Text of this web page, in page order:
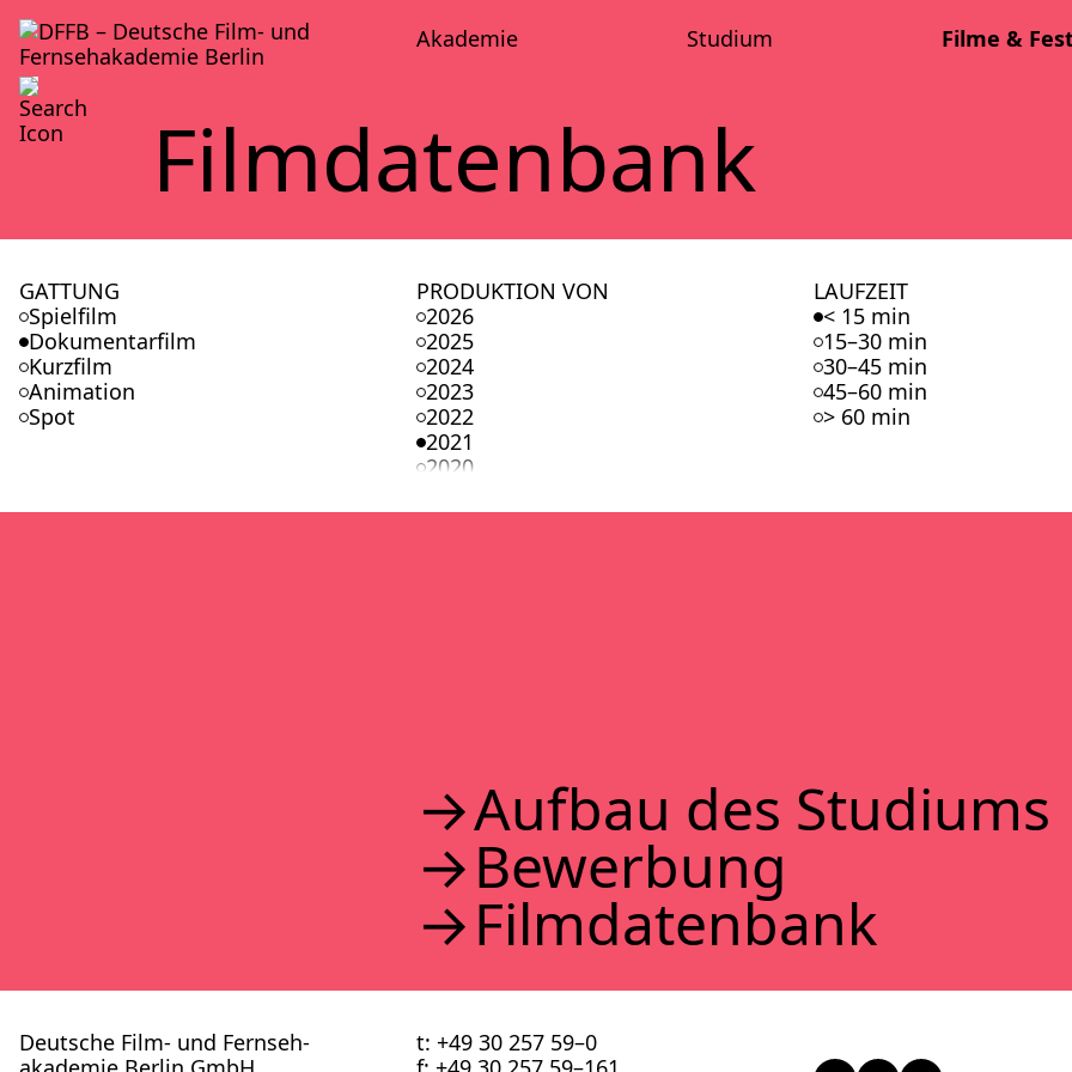
Aka­de­mie Stu­di­um Fil­me &
Film­da­ten­bank
GATTUNG
Spielfilm
Dokumentarfilm
Kurzfilm
Animation
Spot
PRODUKTION VON
2026
2025
2024
2023
2022
2021
2020
2018
2007
2006
2005
2004
2003
2002
LAUFZEIT
< 15 min
15–30 min
30–45 min
45–60 min
> 60 min
Auf­bau des Stu­di­ums
Bewer­bung
Film­da­ten­bank
Deutsche Film- und Fernseh­
t: +49 30 257 59–0